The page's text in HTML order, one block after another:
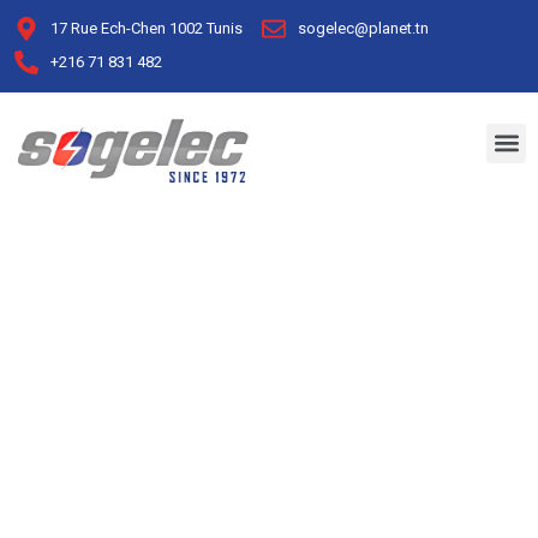
17 Rue Ech-Chen 1002 Tunis
sogelec@planet.tn
+216 71 831 482